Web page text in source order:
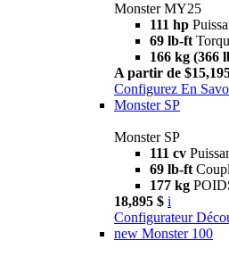
Monster MY25
111 hp
69 lb-ft
166 kg (366
A partir de
Configurez En
Monster SP
Monster SP
111 cv
69 lb-ft
177 kg
18,895 $ i
Configurateur
new Monster 100